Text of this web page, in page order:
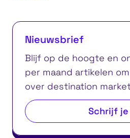
Nieuwsbrief
Blijf op de hoogte en
per maand artikelen
over destination
Schrijf je